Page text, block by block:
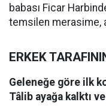
babası Ficar
temsilen merasime,
ERKEK
Geleneğe göre ilk
Tâlib ayağa kalktı